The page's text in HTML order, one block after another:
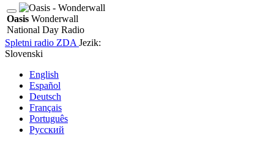
Oasis Wonderwall
National Day Radio
Spletni radio ZDA Jezik:
Slovenski
English
Español
Deutsch
Français
Português
Русский